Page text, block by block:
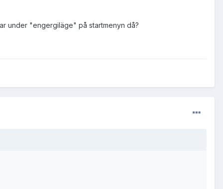
under "engergiläge" på startmenyn då?